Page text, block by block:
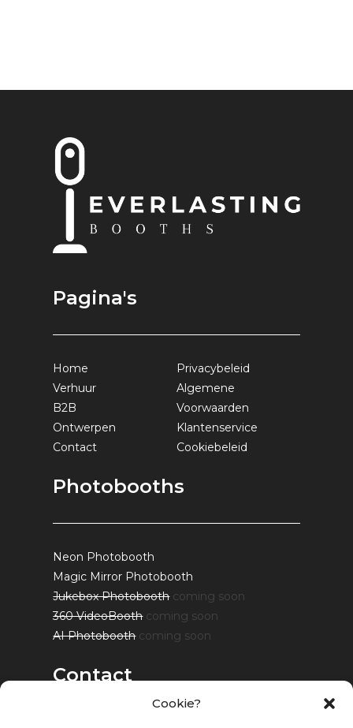
Cookie?
Pagina's
Home
Verhuur
B2B
Ontwerpen
Contact
Privacybeleid
Algemene
Voorwaarden
Klantenservice
Cookiebeleid
Photobooths
Neon Photobooth
Magic Mirror Photobooth
Jukebox Photoboothcoming soon
360 VideoBoothcoming soon
AI Photoboothcoming soon
Contact